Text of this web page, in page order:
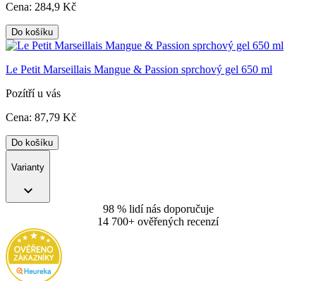
Cena: 284,9 Kč
Do košíku
Le Petit Marseillais Mangue & Passion sprchový gel 650 ml
Pozítří u vás
Cena: 87,79 Kč
Do košíku
Varianty
98 % lidí nás doporučuje
14 700+ ověřených recenzí